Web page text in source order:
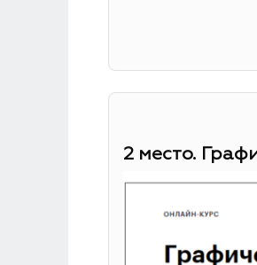
2 место.